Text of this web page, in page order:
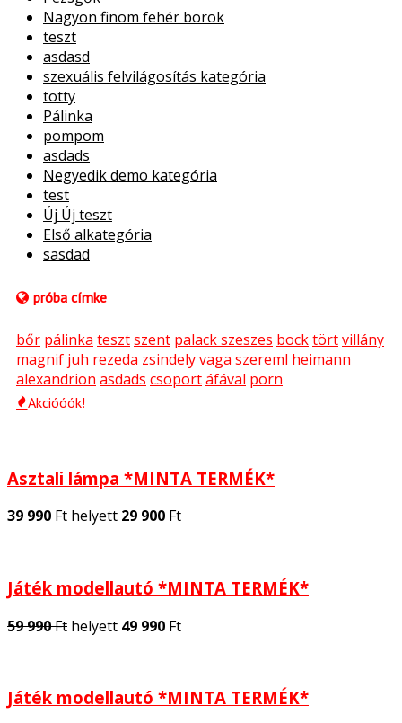
Nagyon finom fehér borok
teszt
asdasd
szexuális felvilágosítás kategória
totty
Pálinka
pompom
asdads
Negyedik demo kategória
test
Új Új teszt
Első alkategória
sasdad
próba címke
bőr pálinka tesztszent palack szeszes bocktörtvillány
magnif juh rezeda zsindelyvaga szereml heimann
alexandrion asdads csoportáfával porn
Akcióóók!
Asztali lámpa *MINTA TERMÉK*
39 990Ft helyett 29 900 Ft
Játék modellautó *MINTA TERMÉK*
59 990Ft helyett 49 990 Ft
Játék modellautó *MINTA TERMÉK*